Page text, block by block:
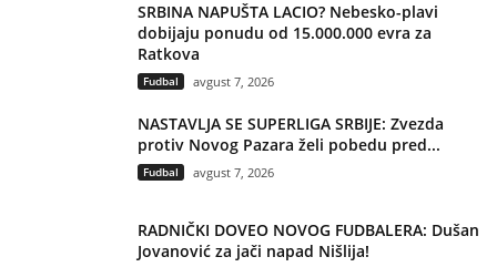
SRBINA NAPUŠTA LACIO? Nebesko-plavi
dobijaju ponudu od 15.000.000 evra za
Ratkova
Fudbal avgust 7, 2026
NASTAVLJA SE SUPERLIGA SRBIJE: Zvezda
protiv Novog Pazara želi pobedu pred...
Fudbal avgust 7, 2026
RADNIČKI DOVEO NOVOG FUDBALERA: Dušan
Jovanović za jači napad Nišlija!